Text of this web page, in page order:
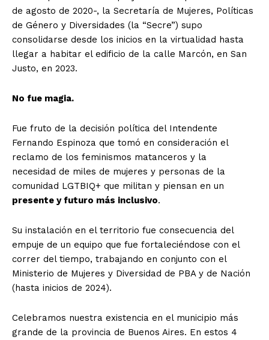
de agosto de 2020-, la Secretaría de Mujeres, Políticas
de Género y Diversidades (la “Secre”) supo
consolidarse desde los inicios en la virtualidad hasta
llegar a habitar el edificio de la calle Marcón, en San
Justo, en 2023.
No fue magia.
Fue fruto de la decisión política del Intendente
Fernando Espinoza que tomó en consideración el
reclamo de los feminismos matanceros y la
necesidad de miles de mujeres y personas de la
comunidad LGTBIQ+ que militan y piensan en un
presente y futuro más inclusivo.
Su instalación en el territorio fue consecuencia del
empuje de un equipo que fue fortaleciéndose con el
correr del tiempo, trabajando en conjunto con el
Ministerio de Mujeres y Diversidad de PBA y de Nación
(hasta inicios de 2024).
Celebramos nuestra existencia en el municipio más
grande de la provincia de Buenos Aires. En estos 4